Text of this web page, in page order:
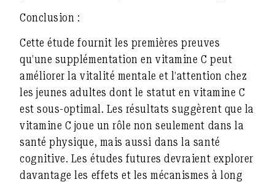
Conclusion :
Cette étude fournit les premières preuves
qu’une supplémentation en vitamine C peut
améliorer la vitalité mentale et l’attention chez
les jeunes adultes dont le statut en vitamine C
est sous-optimal. Les résultats suggèrent que la
vitamine C joue un rôle non seulement dans la
santé physique, mais aussi dans la santé
cognitive. Les études futures devraient explorer
davantage les effets et les mécanismes à long